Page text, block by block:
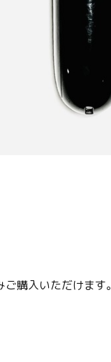
購入いただけます。